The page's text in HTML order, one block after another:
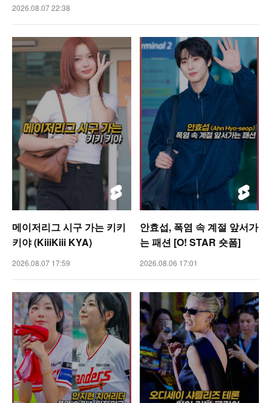
2026.08.07 22:38
메이저리그 시구 가는 키키
키야 (KiiiKiii KYA)
2026.08.07 17:59
안효섭, 폭염 속 계절 앞서가
는 패션 [O! STAR 숏폼]
2026.08.06 17:01